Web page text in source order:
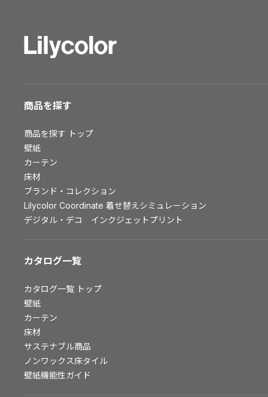
仙台ショールーム
お客様サポート
お客様サポート トップ
資料ダウンロード
画像ダウンロード
動画一覧
お手入れ便利帳
お役立ち資料
お問い合わせ（一般のお客様）
よくあるご質問
非住宅案件に関するお問い合わせ
事業紹介
商品を探す
商品を探す トップ
壁紙
カーテン
床材
ブランド・コレクション
Lilycolor Coordinate 着せ替えシミュレーション
デジタル・デコ インクジェットプリント
カタログ一覧
カタログ一覧 トップ
壁紙
カーテン
床材
サステナブル商品
ノンワックス床タイル
壁紙機能性ガイド